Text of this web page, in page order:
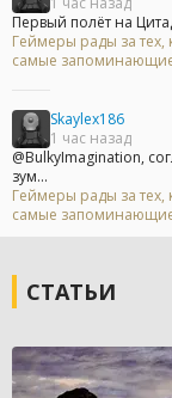
Первый полёт на
Геймеры рады за тех,
самые
Skaylex186
1 час назад
@BulkyImagination,
зум...
Геймеры рады за тех,
самые
СТАТЬИ